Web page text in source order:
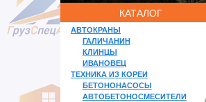
КАТАЛОГ
АВТОКРАНЫ
ГАЛИЧАНИН
КЛИНЦЫ
ИВАНОВЕЦ
ТЕХНИКА ИЗ КОРЕИ
БЕТОНОНАСОСЫ
АВТОБЕТОНОСМЕСИТЕЛИ